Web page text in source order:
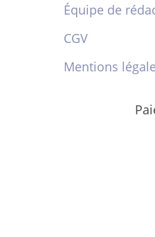
Équipe de
CGV
Mentions